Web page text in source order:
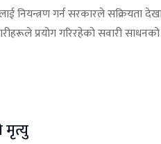
नियन्त्रण गर्न सरकारले सक्रियता
प्रयोग गरिरहेको सवारी
मृत्यु